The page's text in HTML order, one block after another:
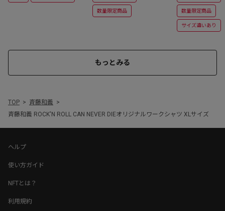
数量限定商品 数量限定商品
サイズ違いあり
もっとみる
TOP
斉藤和義
斉藤和義 ROCK'N ROLL CAN NEVER DIEオリジナルワークシャツ XLサイズ
ヘルプ
使い方ガイド
NFTとは？
利用規約